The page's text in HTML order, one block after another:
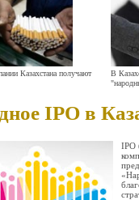
Казахстана получают
В
IPO в
IPO